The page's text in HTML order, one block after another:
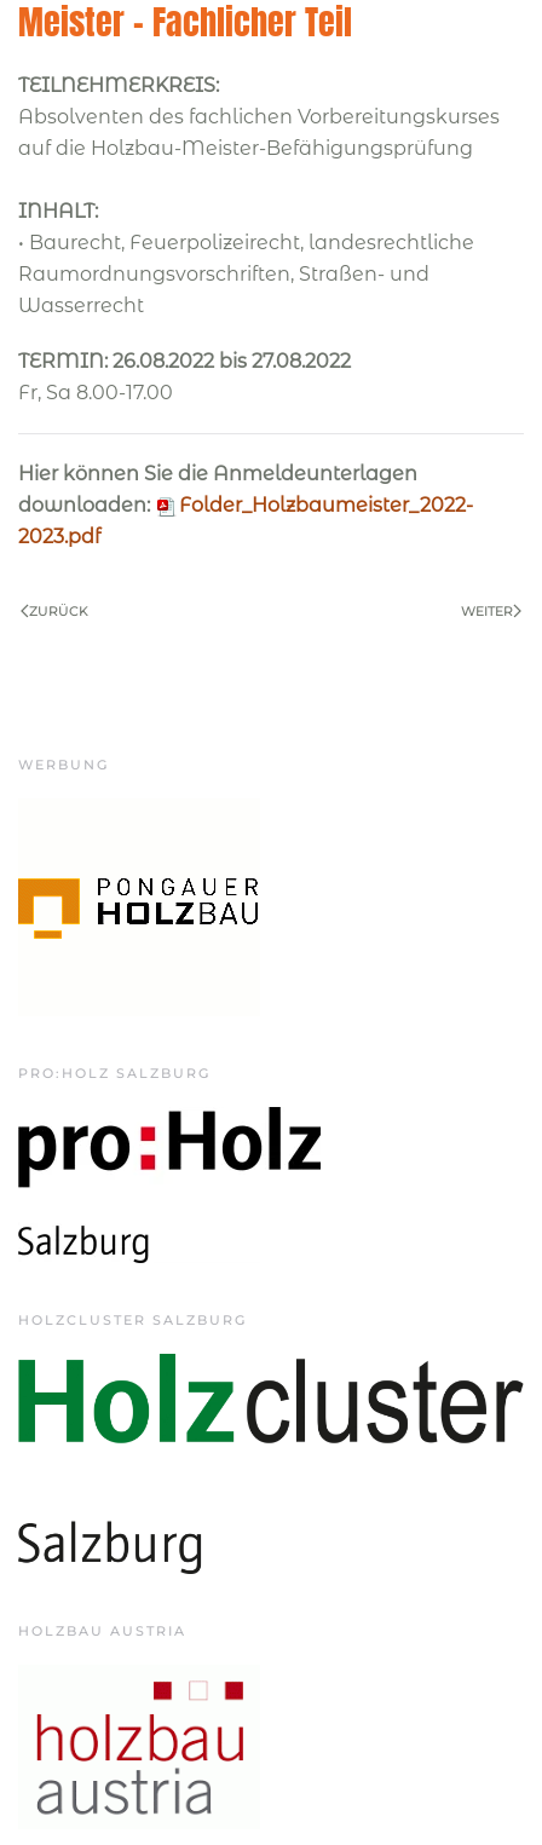
Meister - Fachlicher Teil
TEILNEHMERKREIS:
Absolventen des fachlichen Vorbereitungskurses
auf die Holzbau-Meister-Befähigungsprüfung
INHALT:
• Baurecht, Feuerpolizeirecht, landesrechtliche
Raumordnungsvorschriften, Straßen- und
Wasserrecht
TERMIN: 26.08.2022 bis 27.08.2022
Fr, Sa 8.00-17.00
Hier können Sie die Anmeldeunterlagen
downloaden:
Folder_Holzbaumeister_2022-
2023.pdf
ZURÜCK WEITER
WERBUNG
PRO:HOLZ SALZBURG
HOLZCLUSTER SALZBURG
HOLZBAU AUSTRIA